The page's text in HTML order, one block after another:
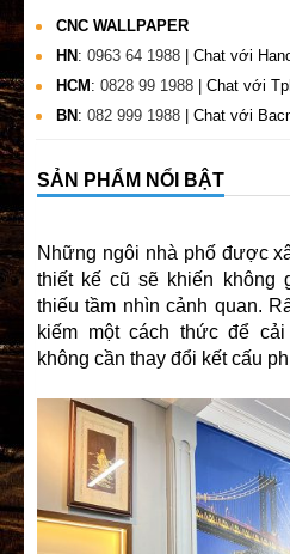
CNC WALLPAPER
HN : 0963 64 1988 | Chat với
HCM : 0828 99 1988 | Chat với
BN : 082 999 1988 | Chat với
SẢN PHẨM NỔI BẬT
Những ngôi nhà phố được
thiết kế cũ sẽ khiến không
thiếu tầm nhìn cảnh quan.
kiếm một cách thức để
không cần thay đổi kết cấu